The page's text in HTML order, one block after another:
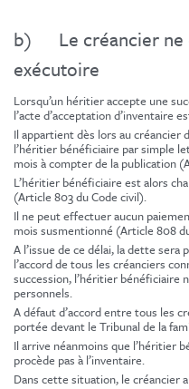
b) Le créancier ne
exécutoire
Lorsqu’un héritier accepte une
l’acte d’acceptation d’inventaire
Il appartient dès lors au créancier
l’héritier bénéficiaire par simple
mois à compter de la publication
L’héritier bénéficiaire est alors
(Article 803 du Code civil).
Il ne peut effectuer aucun
mois susmentionné (Article 808
A l’issue de ce délai, la dette
l’accord de tous les créanciers
succession, l’héritier bénéficiaire
personnels.
A défaut d’accord entre tous les
portée devant le Tribunal de la
Il arrive néanmoins que l’héritier
procède pas à l’inventaire.
Dans cette situation, le créancier